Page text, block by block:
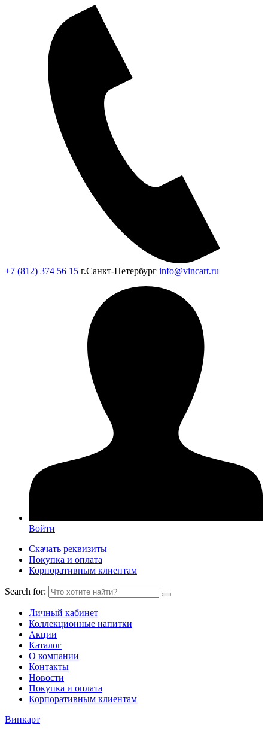
+7 (812) 374 56 15 г.Санкт-Петербург info@vincart.ru
Войти
Скачать реквизиты
Покупка и оплата
Корпоративным клиентам
Search for:
Личный кабинет
Коллекционные напитки
Акции
Каталог
О компании
Контакты
Новости
Покупка и оплата
Корпоративным клиентам
Винкарт